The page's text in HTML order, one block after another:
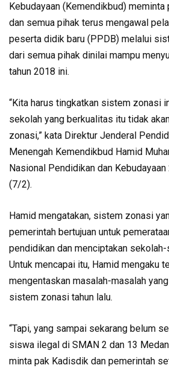
Kebudayaan (Kemendikbud) meminta
dan semua pihak terus mengawal
peserta didik baru (PPDB) melalui
dari semua pihak dinilai mampu
tahun 2018 ini.
“Kita harus tingkatkan sistem zonasi
sekolah yang berkualitas itu tidak
zonasi,” kata Direktur Jenderal
Menengah Kemendikbud Hamid
Nasional Pendidikan dan
(7/2).
Hamid mengatakan, sistem zonasi
pemerintah bertujuan untuk
pendidikan dan menciptakan
Untuk mencapai itu, Hamid mengaku
mengentaskan masalah-masalah
sistem zonasi tahun lalu.
“Tapi, yang sampai sekarang belum
siswa ilegal di SMAN 2 dan 13
minta pak Kadisdik dan pemerintah